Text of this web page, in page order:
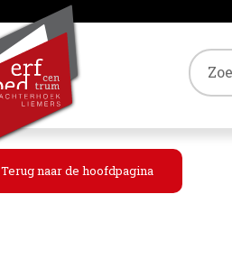
Terug naar de hoofdpagina